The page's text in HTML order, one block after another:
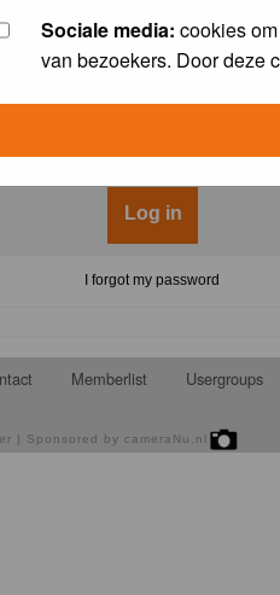
Sociale media: cookies
van bezoekers. Door deze
I forgot my password
Memberlist Usergroups
| Sponsored by cameraNu.nl